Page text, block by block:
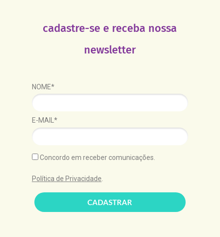
cadastre-se e receba nossa
newsletter
NOME*
E-MAIL*
Concordo em receber comunicações.
Política de Privacidade
CADASTRAR